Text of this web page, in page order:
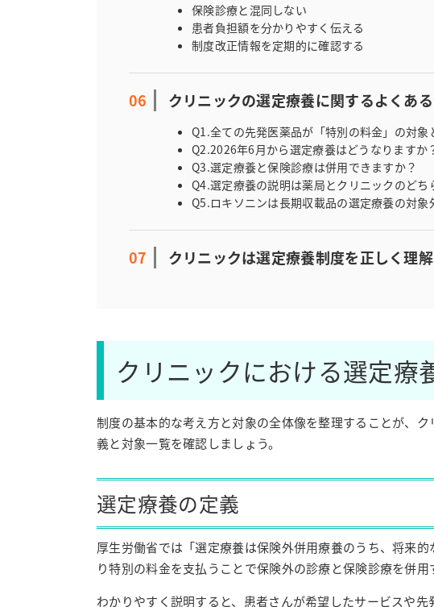
保険診療と混同しない
患者負担額を分かりやすく伝える
制度改正情報を定期的に確認する
クリニックの選定療養に関するよくあ
Q1.全ての先発医薬品が「特別の料金」の対象
Q2.2026年6月から選定療養はどうなりますか
Q3.選定療養と保険診療は併用できますか？
Q4.選定療養の説明は薬局とクリニックのどち
Q5.ロキソニンは長期収載品の選定療養の対象
クリニックは選定療養制度を正しく理
クリニックにおける選定療
制度の基本的な考え方と対象の全体像を整理することが、
義と対象一覧を確認しましょう。
選定療養の定義
厚生労働省では「選定療養は保険外併用療養のうち、将来
り特別の料金を支払うことで保険外の診療と保険診療を併用
わかりやすく説明すると、患者さんが希望したサービスや